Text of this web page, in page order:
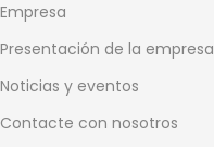
Empresa
Presentación de la empresa
Noticias y eventos
Contacte con nosotros